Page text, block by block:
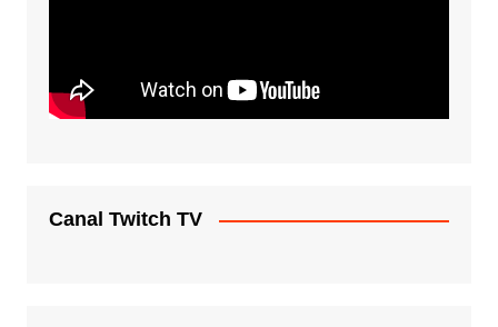
Canal Twitch TV